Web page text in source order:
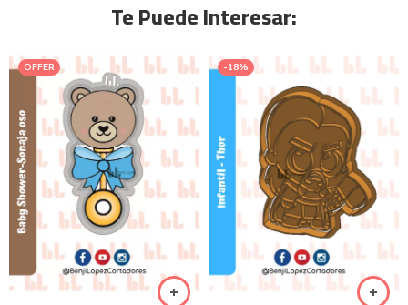
Te Puede Interesar:
OFFER -18%